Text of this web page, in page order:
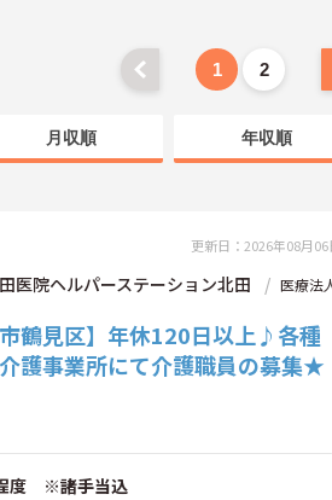
1 2
月収順 年収順
更新日：2026年08月06
医院ヘルパーステーション北田
医療法
市鶴見区】年休120日以上♪各種
護事業所にて介護職員の募集★
度 ※諸手当込